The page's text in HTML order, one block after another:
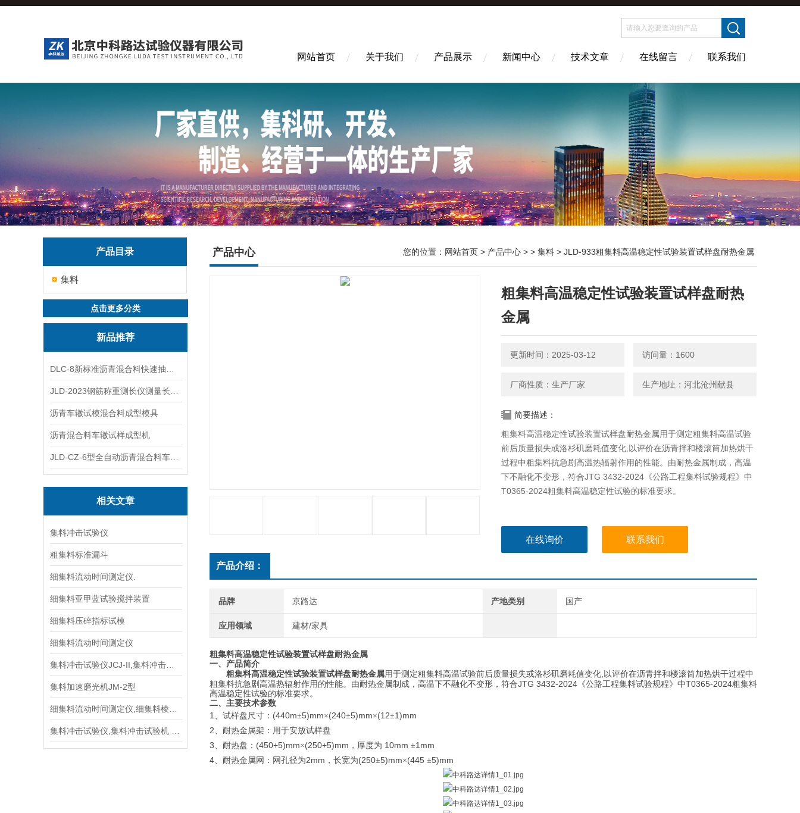
网站首页 关于我们 产品展示 新闻中心 技术文章 在线留言 联系我们
产品目录
集料
点击更多分类
新品推荐
沥青车辙试模混合料成型模具
沥青混合料车辙试样成型机
相关文章
集料冲击试验仪
粗集料标准漏斗
细集料流动时间测定仪.
细集料亚甲蓝试验搅拌装置
细集料压碎指标试模
细集料流动时间测定仪
集料加速磨光机JM-2型
产品中心 您的位置： 网站首页 > 产品中心 > > 集料 > JLD-933粗集料高温稳定性试验装置试样盘耐热金属
粗集料高温稳定性试验装置试样盘耐热
金属
更新时间：2025-03-12 访问量：1600
厂商性质：生产厂家 生产地址：河北沧州献县
简要描述：
粗集料高温稳定性试验装置试样盘耐热金属用于测定粗集料高温试验
前后质量损失或洛杉矶磨耗值变化,以评价在沥青拌和楼滚筒加热烘干
过程中粗集料抗急剧高温热辐射作用的性能。由耐热金属制成，高温
下不融化不变形，符合JTG 3432-2024《公路工程集料试验规程》中
T0365-2024粗集料高温稳定性试验的标准要求。
在线询价 联系我们
产品介绍：
品牌 京路达 产地类别 国产
应用领域 建材/家具
粗集料高温稳定性试验装置试样盘耐热金属
一、 产品简介
粗集料高温稳定性试验装置试样盘耐热金属用于测定粗集料高温试验前后质量损失或洛杉矶磨耗值变化 以评价在沥青拌和楼滚筒加热烘干过程中
粗集料抗急剧高温热辐射作用的性能。由耐热金属制成，高温下不融化不变形，符合JTG 3432-2024 《公路工程集料试验规程》 中T0365-2024粗集料
高温稳定性试验的标准要求。
二、主要技术参数
1 、试样盘尺寸： (440m±5)mm×(240±5)mm×(12±1)mm
2、耐热金属架：用于安放试样盘
3、耐热盘： (450+5)mm×(250+5)mm ，厚度为 10mm ±1mm
4、耐热金属网：网孔径为2mm ，长宽为(250±5)mm×(445 ±5)mm